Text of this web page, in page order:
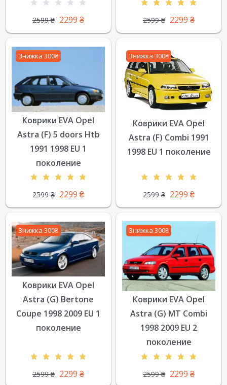
2599₴ 2299 ₴ 2599₴ 2299 ₴
Знижка 300₴
Коврики EVA Opel
Astra (F) 5 doors Htb
1991 1998 EU 1
поколение
2599₴ 2299 ₴
Знижка 300₴
Коврики EVA Opel
Astra (F) Combi 1991
1998 EU 1 поколение
2599₴ 2299 ₴
Знижка 300₴
Коврики EVA Opel
Astra (G) Bertone
Coupe 1998 2009 EU 1
поколение
2599₴ 2299 ₴
Знижка 300₴
Коврики EVA Opel
Astra (G) MT Combi
1998 2009 EU 2
поколение
2599₴ 2299 ₴